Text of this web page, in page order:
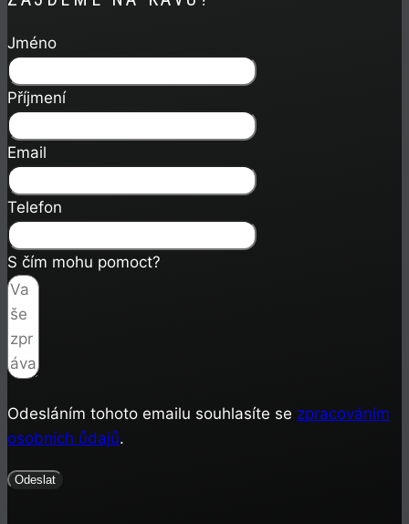
Jméno
Příjmení
Email
Telefon
S čím mohu pomoct?
Odesláním tohoto emailu souhlasíte se zpracováním
osobních ůdajů.
Odeslat